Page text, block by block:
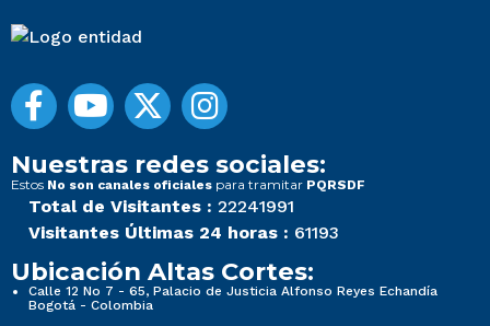
Nuestras redes sociales:
Estos No son canales oficiales para tramitar PQRSDF
Total de Visitantes : 22241991
Visitantes Últimas 24 horas : 61193
Ubicación Altas Cortes:
Calle 12 No 7 - 65, Palacio de Justicia Alfonso Reyes Echandía
Bogotá - Colombia